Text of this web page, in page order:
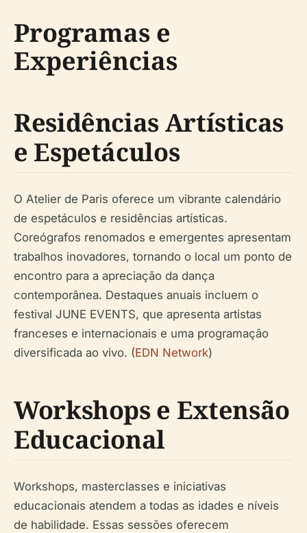
Programas e
Experiências
Residências Artísticas
e Espetáculos
O Atelier de Paris oferece um vibrante calendário
de espetáculos e residências artísticas.
Coreógrafos renomados e emergentes apresentam
trabalhos inovadores, tornando o local um ponto de
encontro para a apreciação da dança
contemporânea. Destaques anuais incluem o
festival JUNE EVENTS, que apresenta artistas
franceses e internacionais e uma programação
diversificada ao vivo. (EDN Network)
Workshops e Extensão
Educacional
Workshops, masterclasses e iniciativas
educacionais atendem a todas as idades e níveis
de habilidade. Essas sessões oferecem